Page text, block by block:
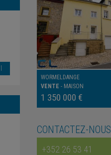
WORMELDANGE
VENTE - MAISON
1 350 000 €
CONTACTEZ-NOUS
+352 26 53 41